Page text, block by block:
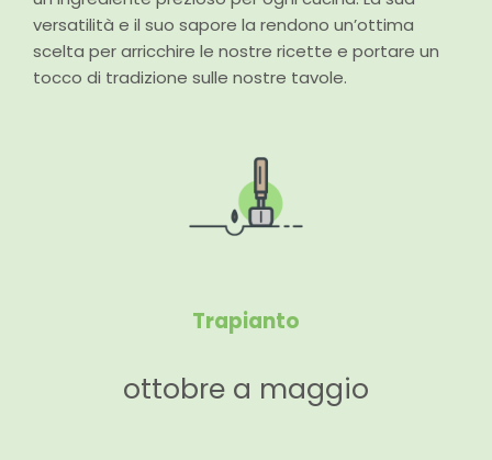
versatilità e il suo sapore la rendono un’ottima
scelta per arricchire le nostre ricette e portare un
tocco di tradizione sulle nostre tavole.
Trapianto
ottobre a maggio